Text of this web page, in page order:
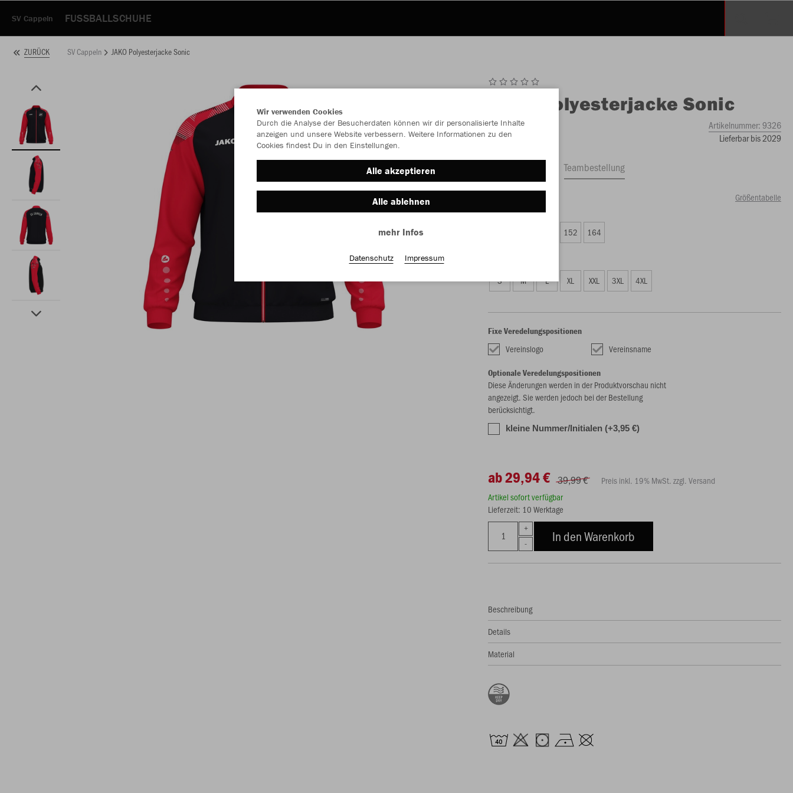
SV Cappeln FUSSBALLSCHUHE
ZURÜCK SV Cappeln JAKO Polyesterjacke Sonic
Polyesterjacke Sonic
Artikelnummer:9326
Lieferbar bis 2029
Teambestellung
Größentabelle
Kinder (29,94 €)
152 164
S M L XL XXL 3XL 4XL
Fixe Veredelungspositionen
Vereinslogo Vereinsname
Optionale Veredelungspositionen
Diese Änderungen werden in der Produktvorschau nicht
angezeigt. Sie werden jedoch bei der Bestellung
berücksichtigt.
kleine Nummer/Initialen (+3,95 €)
ab 29,94 € 39,99 €
Preis inkl. 19% MwSt. zzgl. Versand
Artikel sofort verfügbar
Lieferzeit: 10 Werktage
In den Warenkorb
Beschreibung
Details
Material
Wir verwenden Cookies
Durch die Analyse der Besucherdaten können wir dir personalisierte Inhalte
anzeigen und unsere Website verbessern. Weitere Informationen zu den
Cookies findest Du in den Einstellungen.
Alle akzeptieren
Alle ablehnen
mehr Infos
Datenschutz Impressum